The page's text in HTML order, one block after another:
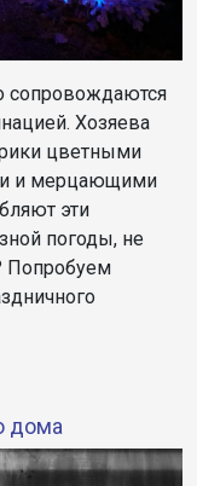
сопровождаются
Хозяева
цветными
и мерцающими
эти
погоды, не
Попробуем
дома